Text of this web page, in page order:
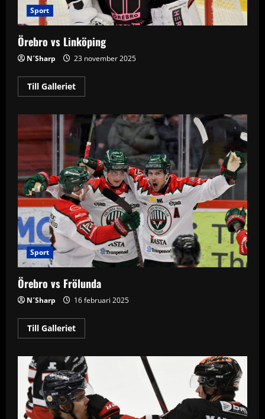
Sport
Örebro vs Linköping
N´Sharp 23 november 2025
Till GallerietRead
more
Linköping
Sport
Örebro vs Frölunda
N´Sharp 16 februari 2025
Till GallerietRead
more
vs
Frölunda